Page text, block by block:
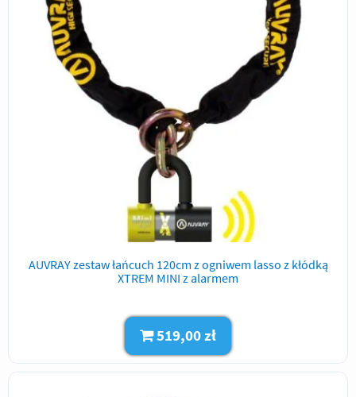
AUVRAY zestaw łańcuch 120cm z ogniwem lasso z kłódką
XTREM MINI z alarmem
519,00 zł